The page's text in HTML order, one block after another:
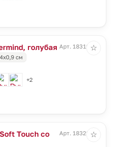
голубая Арт. 18319.14
см
+2
☆
Touch со
Арт. 18322.30
☆